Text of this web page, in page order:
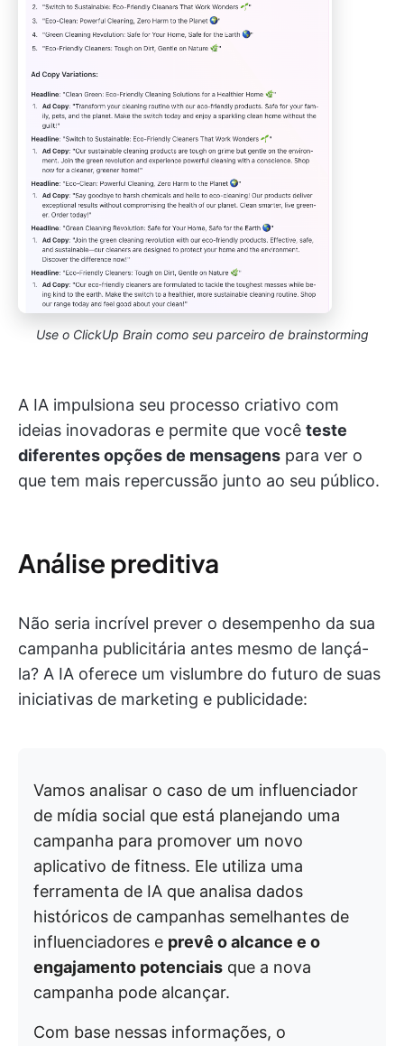
Use o ClickUp Brain como seu parceiro de brainstorming
A IA impulsiona seu processo criativo com
ideias inovadoras e permite que você teste
diferentes opções de mensagens para ver o
que tem mais repercussão junto ao seu público.
Análise preditiva
Não seria incrível prever o desempenho da sua
campanha publicitária antes mesmo de lançá-
la? A IA oferece um vislumbre do futuro de suas
iniciativas de marketing e publicidade:
Vamos analisar o caso de um influenciador
de mídia social que está planejando uma
campanha para promover um novo
aplicativo de fitness. Ele utiliza uma
ferramenta de IA que analisa dados
históricos de campanhas semelhantes de
influenciadores e prevê o alcance e o
engajamento potenciais que a nova
campanha pode alcançar.
Com base nessas informações, o